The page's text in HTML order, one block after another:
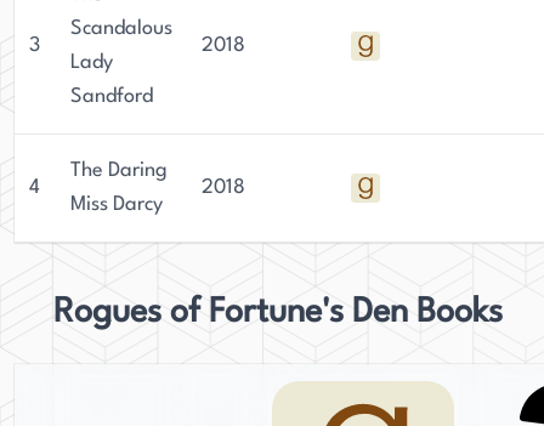
3
Scandalous
Lady
Sandford
2018
4
The Daring
Miss Darcy
2018
Rogues of Fortune's Den Books